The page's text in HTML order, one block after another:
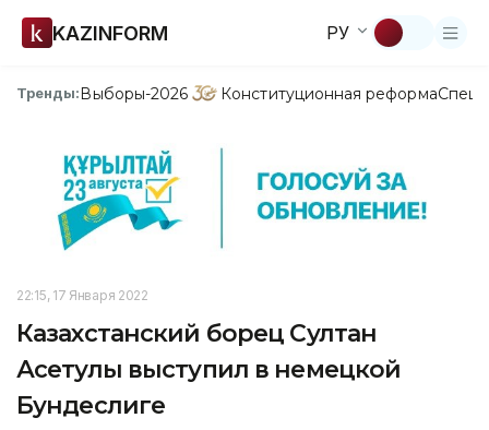
KAZINFORM РУ
Тренды:Выборы-2026 Конституционная реформа
22:15, 17 Января 2022
Казахстанский борец Султан
Асетулы выступил в немецкой
Бундеслиге